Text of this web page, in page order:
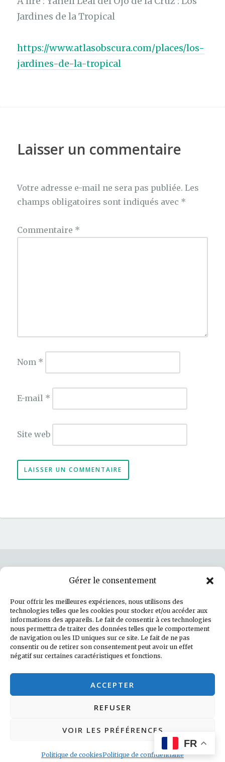
Gérer le consentement
Pour offrir les meilleures expériences, nous utilisons des
technologies telles que les cookies pour stocker et/ou accéder aux
informations des appareils. Le fait de consentir à ces technologies
nous permettra de traiter des données telles que le comportement
de navigation ou les ID uniques sur ce site. Le fait de ne pas
consentir ou de retirer son consentement peut avoir un effet
négatif sur certaines caractéristiques et fonctions.
ACCEPTER
REFUSER
VOIR LES PRÉFÉRENCES
Politique de cookiesPolitique de confidentialité
Jardines de la Tropical
https://www.atlasobscura.com/places/los-
jardines-de-la-tropical
Laisser un commentaire
Votre adresse e-mail ne sera pas publiée. Les
champs obligatoires sont indiqués avec *
Commentaire *
Nom *
E-mail *
Site web
Politique de cookies (UE)
Thème : Revelar
parAutomattic
FR